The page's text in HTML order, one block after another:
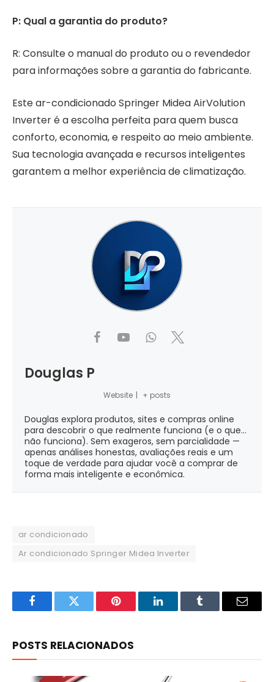
P: Qual a garantia do produto?
R: Consulte o manual do produto ou o revendedor
para informações sobre a garantia do fabricante.
Este ar-condicionado Springer Midea AirVolution
Inverter é a escolha perfeita para quem busca
conforto, economia, e respeito ao meio ambiente.
Sua tecnologia avançada e recursos inteligentes
garantem a melhor experiência de climatização.
Douglas P
Website | + posts
Douglas explora produtos, sites e compras online
para descobrir o que realmente funciona (e o que...
não funciona). Sem exageros, sem parcialidade —
apenas análises honestas, avaliações reais e um
toque de verdade para ajudar você a comprar de
forma mais inteligente e econômica.
ar condicionado
Ar condicionado Springer Midea Inverter
FacebookTwitter Pinterest LinkedInTumblr Email
POSTS RELACIONADOS